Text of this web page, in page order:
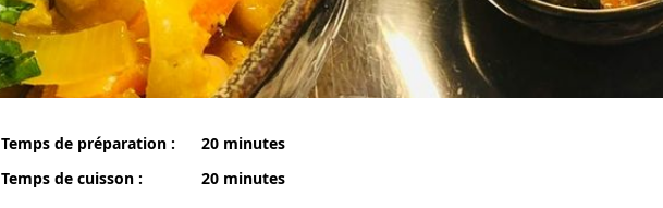
Temps de préparation :
Temps de cuisson :
20 minutes
20 minutes